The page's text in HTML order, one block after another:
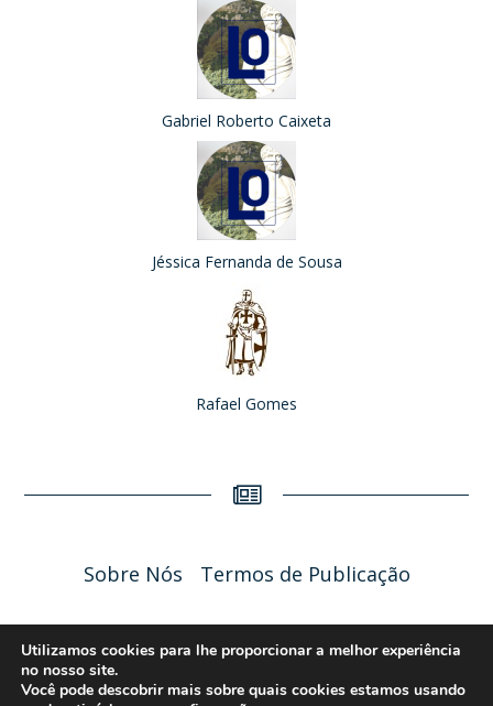
Gabriel Roberto Caixeta
Jéssica Fernanda de Sousa
Rafael Gomes
Sobre Nós Termos de Publicação
Liceu Online 2026 - Política de Privacidade
Utilizamos cookies para lhe proporcionar a melhor experiência
no nosso site.
Você pode descobrir mais sobre quais cookies estamos usando